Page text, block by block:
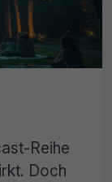
Reihe
Doch